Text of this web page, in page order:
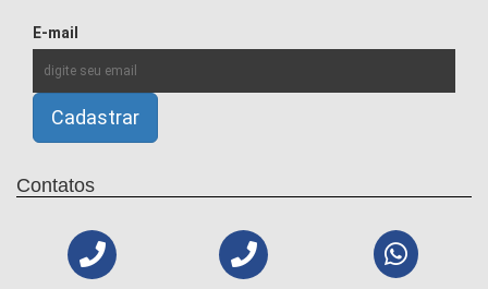
E-mail
Contatos